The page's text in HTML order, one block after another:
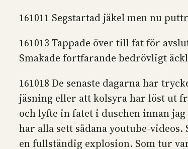
161011 Segstartad jäkel men nu
161013 Tappade över till fat för
Smakade fortfarande bedrövligt
161018 De senaste dagarna har
jäsning eller att kolsyra har löst ut
och lyfte in fatet i duschen innan
har alla sett sådana youtube-
en fullständig explosion. Som tur